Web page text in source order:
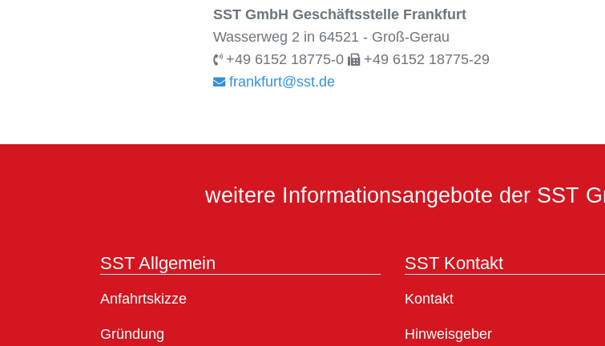
SST GmbH Geschäftsstelle Frankfurt
Wasserweg 2 in 64521 - Groß-Gerau
+49 6152 18775-0
+49 6152 18775-29
frankfurt@sst.de
weitere Informationsangebote der SST
SST Allgemein
Anfahrtskizze
Gründung
SST Kontakt
Kontakt
Hinweisgeber